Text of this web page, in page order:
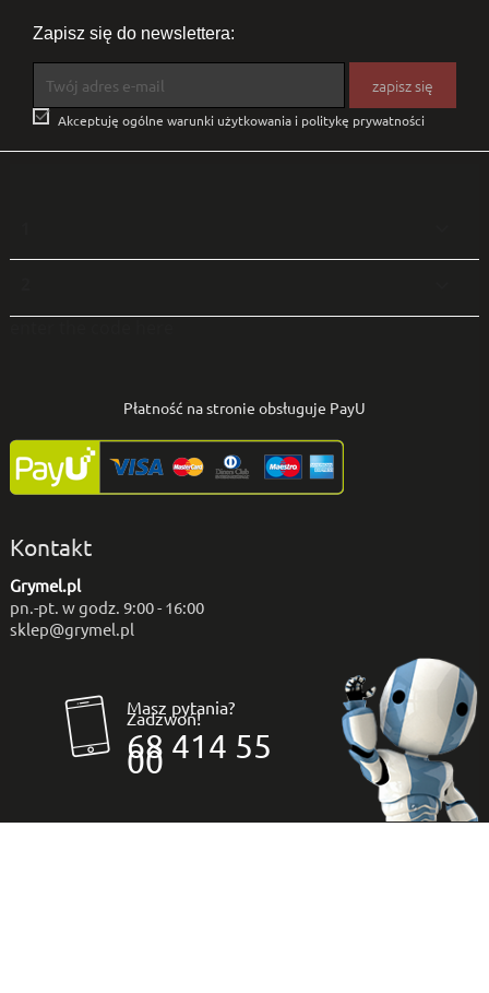
Zapisz się do newslettera:
 Akceptuję ogólne warunki użytkowania i politykę prywatności
Płatność na stronie obsługuje PayU
Kontakt
Grymel.pl
pn.-pt. w godz. 9:00 - 16:00
sklep@grymel.pl
Masz pytania?
Zadzwoń!
68 414 55
00